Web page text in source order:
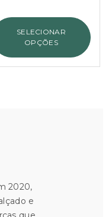
€54.90.
é:
€20.00.
SELECIONAR
OPÇÕES
2020,
e